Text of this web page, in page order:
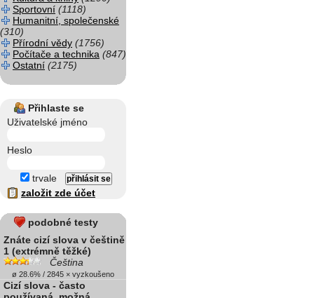
Sportovní (1118)
Humanitní, společenské
(310)
Přírodní vědy (1756)
Počítače a technika (847)
Ostatní (2175)
Přihlaste se
Uživatelské jméno
Heslo
trvale
založit zde účet
podobné testy
Znáte cizí slova v češtině
1 (extrémně těžké)
Čeština
ø 28.6% / 2845 × vyzkoušeno
Cizí slova - často